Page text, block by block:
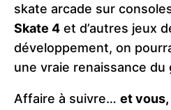
skate arcade sur
Skate 4 et d’autres jeux
développement, on
une vraie renaissance du
Affaire à suivre… et